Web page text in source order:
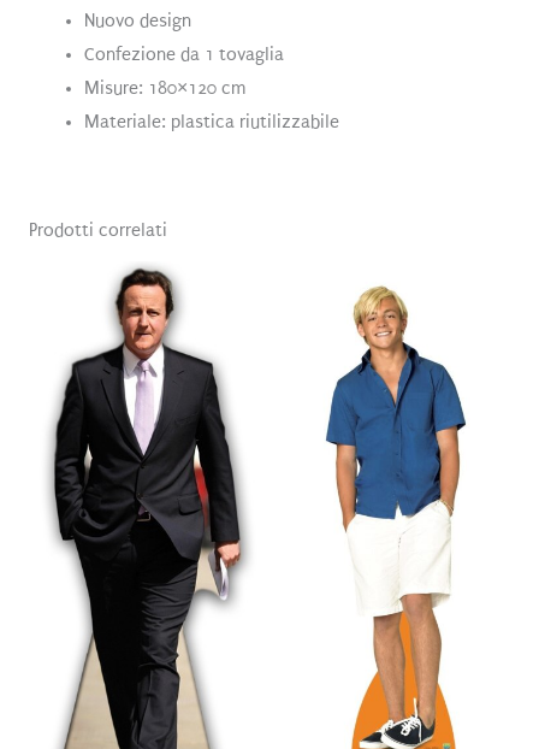
Nuovo design
Confezione da 1 tovaglia
Misure: 180×120 cm
Materiale: plastica riutilizzabile
Prodotti correlati